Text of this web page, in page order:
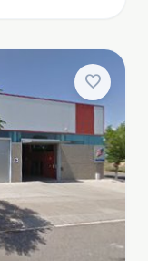
favorite